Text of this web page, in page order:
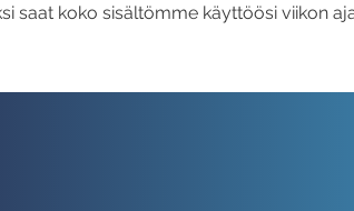
saat koko sisältömme käyttöösi viikon